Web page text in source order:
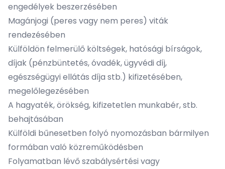
engedélyek beszerzésében
Magánjogi (peres vagy nem peres) viták
rendezésében
Külföldön felmerülő költségek, hatósági bírságok,
díjak (pénzbüntetés, óvadék, ügyvédi díj,
egészségügyi ellátás díja stb.) kifizetésében,
megelőlegezésében
A hagyaték, örökség, kifizetetlen munkabér, stb.
behajtásában
Külföldi bűnesetben folyó nyomozásban bármilyen
formában való közreműködésben
Folyamatban lévő szabálysértési vagy